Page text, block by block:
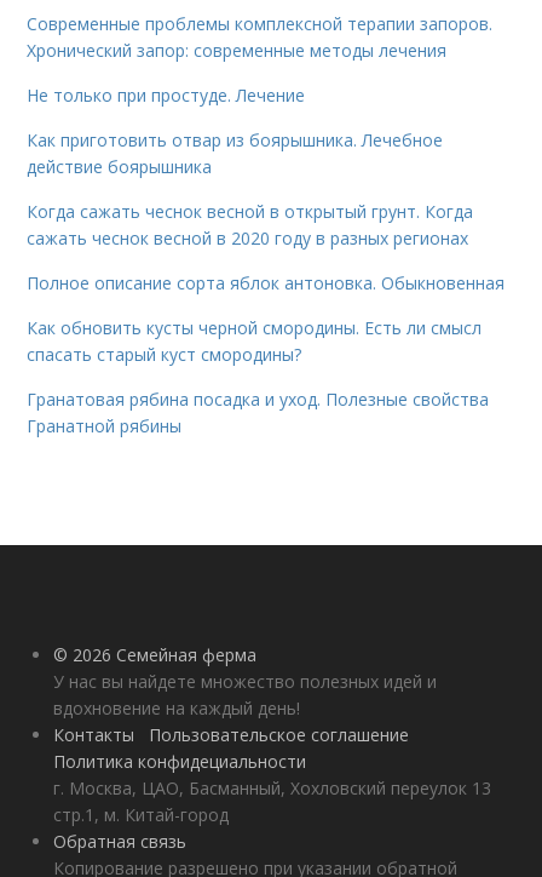
Современные проблемы комплексной терапии запоров.
Хронический запор: современные методы лечения
Не только при простуде. Лечение
Как приготовить отвар из боярышника. Лечебное
действие боярышника
Когда сажать чеснок весной в открытый грунт. Когда
сажать чеснок весной в 2020 году в разных регионах
Полное описание сорта яблок антоновка. Обыкновенная
Как обновить кусты черной смородины. Есть ли смысл
спасать старый куст смородины?
Гранатовая рябина посадка и уход. Полезные свойства
Гранатной рябины
© 2026 Семейная ферма
У нас вы найдете множество полезных идей и
вдохновение на каждый день!
Контакты
Пользовательское соглашение
Политика конфидециальности
г. Москва, ЦАО, Басманный, Хохловский переулок 13
стр.1, м. Китай-город
Обратная связь
Копирование разрешено при указании обратной